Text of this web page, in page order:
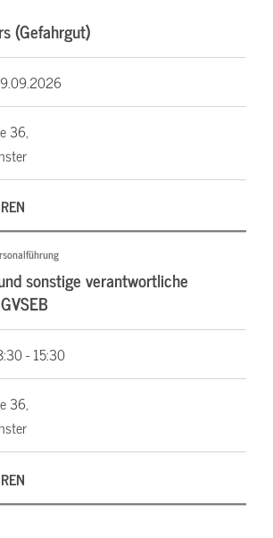
(Gefahrgut)
36,
sonstige verantwortliche
- 15:30
36,